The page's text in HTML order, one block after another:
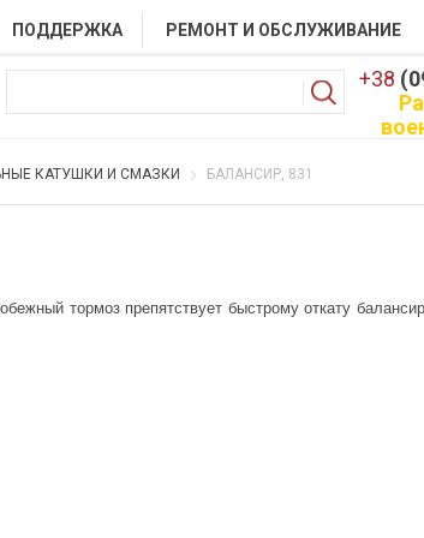
ПОДДЕРЖКА РЕМОНТ И ОБСЛУЖИВАНИЕ
+38
КАТУШКИ И СМАЗКИ БАЛАНСИР, 831
тормоз препятствует быстрому откату